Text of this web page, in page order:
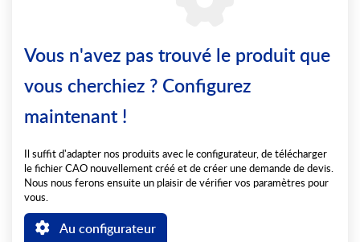
Vous n'avez pas trouvé le produit que
vous cherchiez ? Configurez
maintenant !
Il suffit d'adapter nos produits avec le configurateur, de télécharger
le fichier CAO nouvellement créé et de créer une demande de devis.
Nous nous ferons ensuite un plaisir de vérifier vos paramètres pour
vous.
Au configurateur